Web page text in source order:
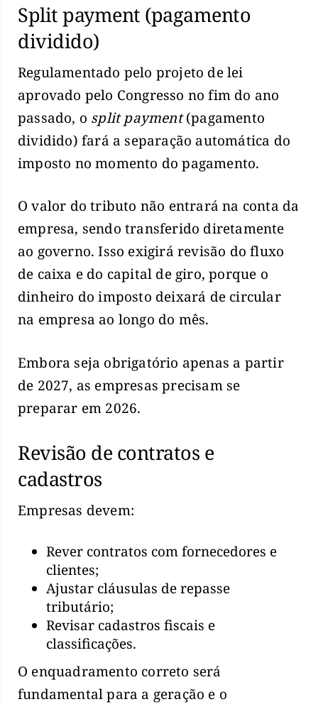
Split payment (pagamento
dividido)
Regulamentado pelo projeto de lei
aprovado pelo Congresso no fim do ano
passado, o split payment(pagamento
dividido) fará a separação automática do
imposto no momento do pagamento.
O valor do tributo não entrará na conta da
empresa, sendo transferido diretamente
ao governo. Isso exigirá revisão do fluxo
de caixa e do capital de giro, porque o
dinheiro do imposto deixará de circular
na empresa ao longo do mês.
Embora seja obrigatório apenas a partir
de 2027, as empresas precisam se
preparar em 2026.
Revisão de contratos e
cadastros
Empresas devem:
Rever contratos com fornecedores e
clientes;
Ajustar cláusulas de repasse
tributário;
Revisar cadastros fiscais e
classificações.
O enquadramento correto será
fundamental para a geração e o